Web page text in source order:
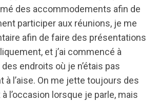
des accommodements afin de
participer aux réunions, je me
afin de faire des présentations
et j’ai commencé à
endroits où je n’étais pas
à l’aise. On me jette toujours des
l’occasion lorsque je parle, mais